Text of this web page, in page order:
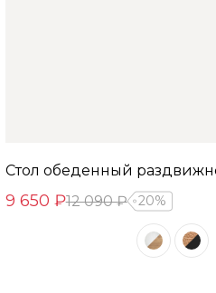
Стол обеденный
9 650 ₽12 090 ₽ 20%